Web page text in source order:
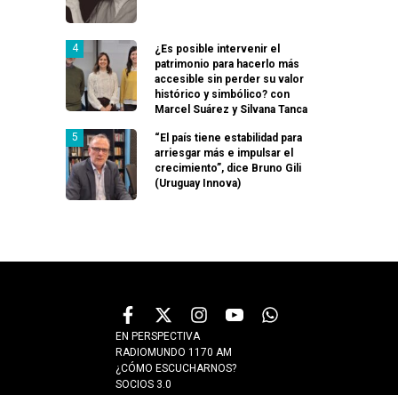
¿Es posible intervenir el
patrimonio para hacerlo más
accesible sin perder su valor
histórico y simbólico? con
Marcel Suárez y Silvana Tanca
“El país tiene estabilidad para
arriesgar más e impulsar el
crecimiento”, dice Bruno Gili
(Uruguay Innova)
EN PERSPECTIVA
RADIOMUNDO 1170 AM
¿CÓMO ESCUCHARNOS?
SOCIOS 3.0